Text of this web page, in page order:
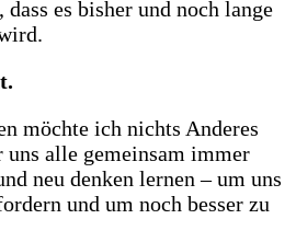
dass es bisher und noch lange
möchte ich nichts Anderes
uns alle gemeinsam immer
neu denken lernen – um uns
und um noch besser zu